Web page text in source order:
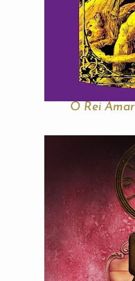
O Rei